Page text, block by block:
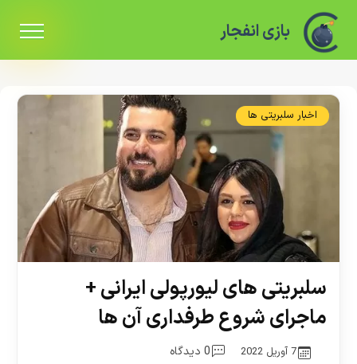
بازی انفجار
اخبار سلبریتی ها
سلبریتی های لیورپولی ایرانی +
ماجرای شروع طرفداری آن ها
7 آوریل 2022 0 دیدگاه